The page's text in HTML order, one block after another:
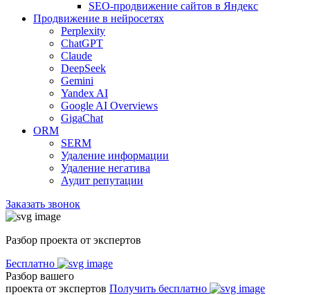
SEO-продвижение сайтов в Яндекс
Продвижение в нейросетях
Perplexity
ChatGPT
Claude
DeepSeek
Gemini
Yandex AI
Google AI Overviews
GigaChat
ORM
SERM
Удаление информации
Удаление негатива
Аудит репутации
Заказать звонок
Разбор проекта от экспертов
Бесплатно
Разбор вашего
проекта от экспертов Получить бесплатно